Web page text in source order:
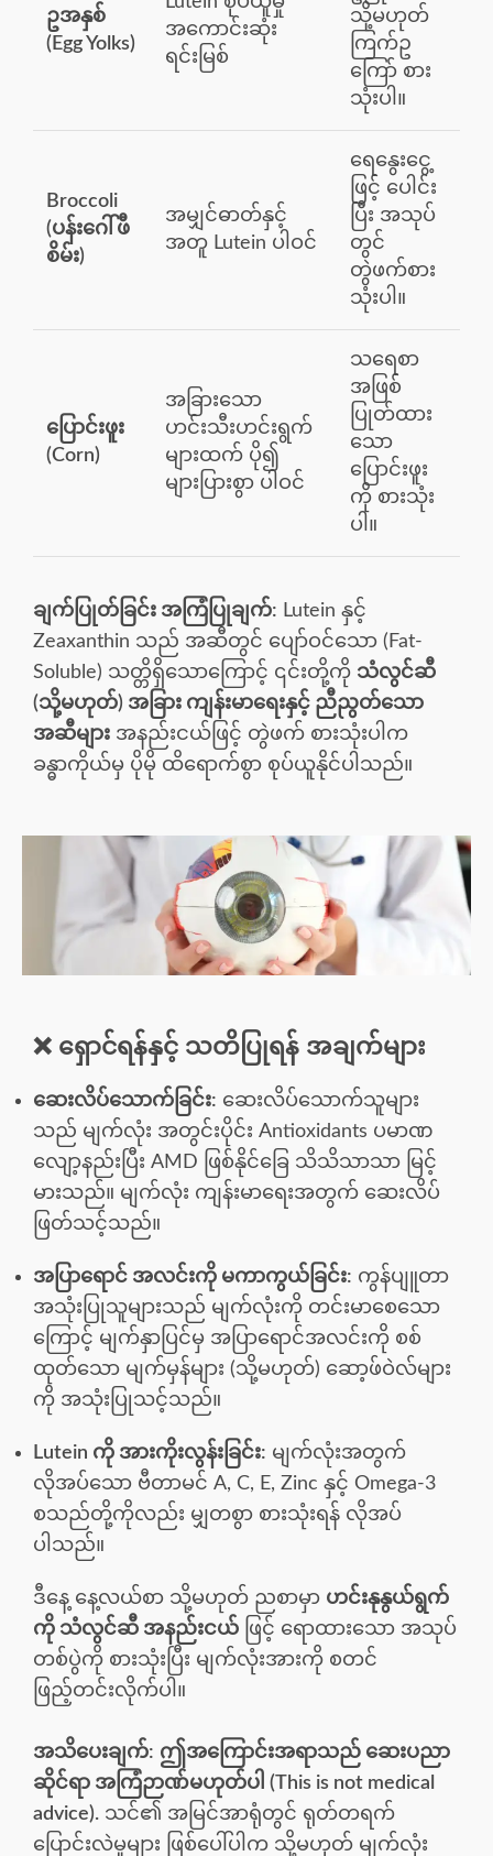
ဥအနှစ်
(Egg Yolks)
အကောင်းဆုံး
ရင်းမြစ်
သို့မဟုတ်
ကြက်ဥ
ကြော် စား
သုံးပါ။
Broccoli
(ပန်းဂေါ်ဖီ
စိမ်း)
အမျှင်ဓာတ်နှင့်
အတူ Lutein ပါဝင်
ရေနွေးငွေ့
ဖြင့် ပေါင်း
ပြီး အသုပ်
တွင်
တွဲဖက်စား
သုံးပါ။
ပြောင်းဖူး
(Corn)
အခြားသော
ဟင်းသီးဟင်းရွက်
များထက် ပို၍
များပြားစွာ ပါဝင်
သရေစာ
အဖြစ်
ပြုတ်ထား
သော
ပြောင်းဖူး
ကို စားသုံး
ပါ။
ချက်ပြုတ်ခြင်း အကြံပြုချက်: Lutein နှင့်
Zeaxanthin သည် အဆီတွင် ပျော်ဝင်သော (Fat-
Soluble) သတ္တိရှိသောကြောင့် ၎င်းတို့ကို သံလွင်ဆီ
(သို့မဟုတ်) အခြား ကျန်းမာရေးနှင့် ညီညွတ်သော
အဆီများ အနည်းငယ်ဖြင့် တွဲဖက် စားသုံးပါက
ခန္ဓာကိုယ်မှ ပိုမို ထိရောက်စွာ စုပ်ယူနိုင်ပါသည်။
❌ ရှောင်ရန်နှင့် သတိပြုရန် အချက်များ
ဆေးလိပ်သောက်ခြင်း: ဆေးလိပ်သောက်သူများ
သည် မျက်လုံး အတွင်းပိုင်း Antioxidants ပမာဏ
လျော့နည်းပြီး AMD ဖြစ်နိုင်ခြေ သိသိသာသာ မြင့်
မားသည်။ မျက်လုံး ကျန်းမာရေးအတွက် ဆေးလိပ်
ဖြတ်သင့်သည်။
အပြာရောင် အလင်းကို မကာကွယ်ခြင်း: ကွန်ပျူတာ
အသုံးပြုသူများသည် မျက်လုံးကို တင်းမာစေသော
ကြောင့် မျက်နှာပြင်မှ အပြာရောင်အလင်းကို စစ်
ထုတ်သော မျက်မှန်များ (သို့မဟုတ်) ဆော့ဖ်ဝဲလ်များ
ကို အသုံးပြုသင့်သည်။
Lutein ကို အားကိုးလွန်းခြင်း: မျက်လုံးအတွက်
လိုအပ်သော ဗီတာမင် A, C, E, Zinc နှင့် Omega-3
စသည်တို့ကိုလည်း မျှတစွာ စားသုံးရန် လိုအပ်
ပါသည်။
ဒီနေ့ နေ့လယ်စာ သို့မဟုတ် ညစာမှာ ဟင်းနုနွယ်ရွက်
ကို သံလွင်ဆီ အနည်းငယ် ဖြင့် ရောထားသော အသုပ်
တစ်ပွဲကို စားသုံးပြီး မျက်လုံးအားကို စတင်
ဖြည့်တင်းလိုက်ပါ။
အသိပေးချက်: ဤအကြောင်းအရာသည် ဆေးပညာ
ဆိုင်ရာ အကြံဉာဏ်မဟုတ်ပါ (This is not medical
advice). သင်၏ အမြင်အာရုံတွင် ရုတ်တရက်
ပြောင်းလဲမှုများ ဖြစ်ပေါ်ပါက သို့မဟုတ် မျက်လုံး